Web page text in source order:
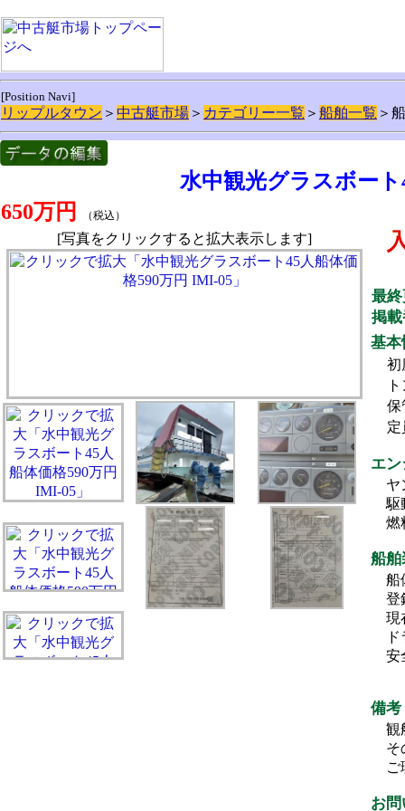
[Position Navi]
リップルタウン ＞ 中古艇市場 ＞ カテゴリー一覧 ＞ 船舶一覧 ＞
水中観光グラスボー
650万円
（税込）
最
掲
基本
初
保
定
エ
ヤ
駆
燃
船舶
船
登
現
安
備考
観
そ
ご
お
[写真をクリックすると拡大表示します]